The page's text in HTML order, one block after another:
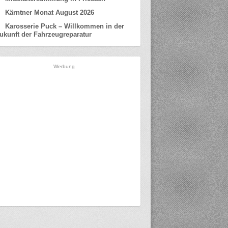
Kärntner Monat August 2026
Karosserie Puck – Willkommen in der
der Fahrzeugreparatur
Werbung